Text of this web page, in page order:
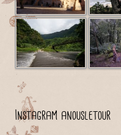
Instagram anousletour